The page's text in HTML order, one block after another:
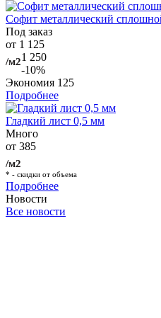
Софит металлический
Под заказ
от 1 125
/м21 250
-10%
Экономия 125
Подробнее
Гладкий лист 0,5 мм
Много
от 385
/м2
* - скидки от объема
Подробнее
Новости
Все новости